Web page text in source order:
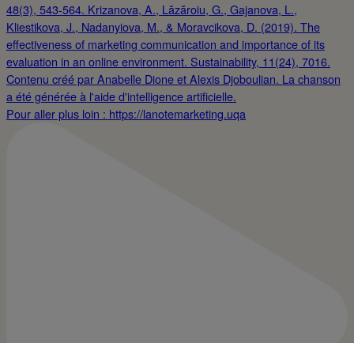
Pour aller plus loin : https://lanotemarketing.uqa